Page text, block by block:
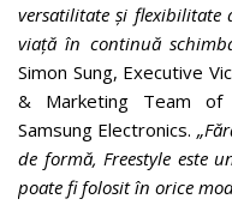
versatilitate și flexibilitate
viață în continuă
Simon Sung, Executive
& Marketing Team of
Samsung Electronics. „Făr
de formă, Freestyle este
poate fi folosit în orice